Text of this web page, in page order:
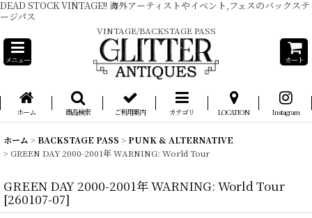
DEAD STOCK VINTAGE!! 海外アーティストやイベント,フェスのバックステ
ージパス
VINTAGE/BACKSTAGE PASS
メニュー カート
ホーム 商品検索 ご利用案内 カテゴリ LOCATION Instagram
ホーム > BACKSTAGE PASS > PUNK & ALTERNATIVE
> GREEN DAY 2000-2001年 WARNING: World Tour
GREEN DAY 2000-2001年 WARNING: World Tour
[260107-07]